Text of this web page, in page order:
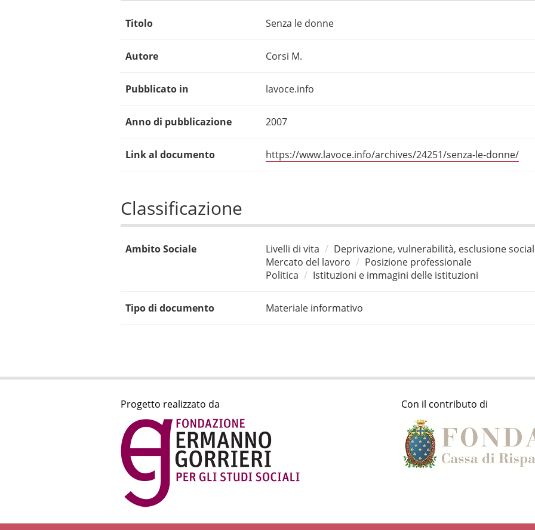
Titolo Senza le donne
Autore Corsi M.
Pubblicato in lavoce.info
Anno di pubblicazione 2007
Link al documento https://www.lavoce.info/archives/24251/senza-le-donne/
Classificazione
Ambito Sociale Livelli di vita
Deprivazione, vulnerabilità, esclusione
Mercato del lavoro
Posizione professionale
Politica
Istituzioni e immagini delle istituzioni
Tipo di documento Materiale informativo
Progetto realizzato da Con il contributo di